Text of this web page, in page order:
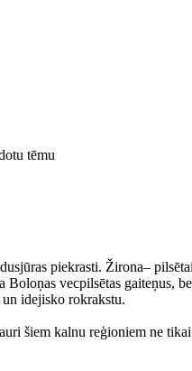
tēmu
piekrasti. Žirona–
vecpilsētas gaiteņus,
idejisko rokrakstu.
šiem kalnu reģioniem ne